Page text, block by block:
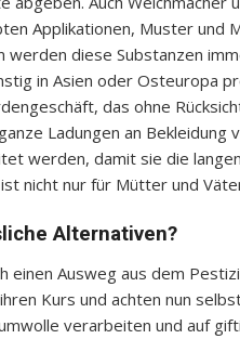
Applikationen, Muster und
diese Substanzen
in Asien oder Osteuropa
das ohne
Ladungen an Bekleidung
werden, damit sie die
nicht nur für Mütter und
Alternativen?
einen Ausweg aus dem
Kurs und achten nun
verarbeiten und auf